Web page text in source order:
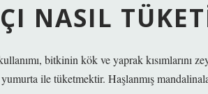
NASIL
bitkinin kök ve yaprak kısımlarını
ile tüketmektir. Haşlanmış